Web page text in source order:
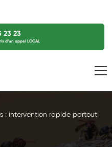
23 23
d’un appel LOCAL
: intervention rapide partout